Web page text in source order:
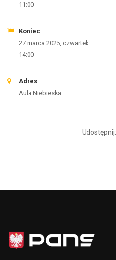
11:00
Koniec
27 marca 2025, czwartek
14:00
Adres
Aula Niebieska
Udostępnij: